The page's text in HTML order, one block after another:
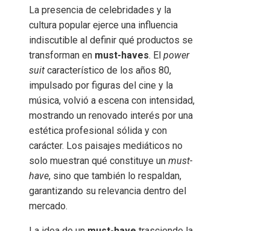
La presencia de celebridades y la
cultura popular ejerce una influencia
indiscutible al definir qué productos se
transforman en must-haves. El power
suit característico de los años 80,
impulsado por figuras del cine y la
música, volvió a escena con intensidad,
mostrando un renovado interés por una
estética profesional sólida y con
carácter. Los paisajes mediáticos no
solo muestran qué constituye un must-
have, sino que también lo respaldan,
garantizando su relevancia dentro del
mercado.